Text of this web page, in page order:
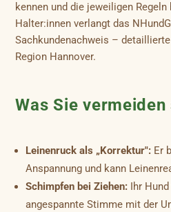
kennen und die jeweiligen
Halter:innen verlangt das
Sachkundenachweis –
Region Hannover.
Was Sie
Leinenruck als „Korrektur": Er
Anspannung und kann
Schimpfen bei Ziehen: Ihr
angespannte Stimme mit der